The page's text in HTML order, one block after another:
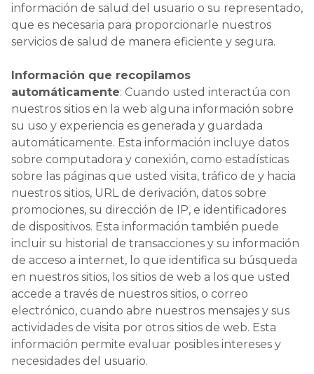
información de salud del usuario o su representado,
que es necesaria para proporcionarle nuestros
servicios de salud de manera eficiente y segura.
Información que recopilamos
automáticamente: Cuando usted interactúa con
nuestros sitios en la web alguna información sobre
su uso y experiencia es generada y guardada
automáticamente. Esta información incluye datos
sobre computadora y conexión, como estadísticas
sobre las páginas que usted visita, tráfico de y hacia
nuestros sitios, URL de derivación, datos sobre
promociones, su dirección de IP, e identificadores
de dispositivos. Esta información también puede
incluir su historial de transacciones y su información
de acceso a internet, lo que identifica su búsqueda
en nuestros sitios, los sitios de web a los que usted
accede a través de nuestros sitios, o correo
electrónico, cuando abre nuestros mensajes y sus
actividades de visita por otros sitios de web. Esta
información permite evaluar posibles intereses y
necesidades del usuario.